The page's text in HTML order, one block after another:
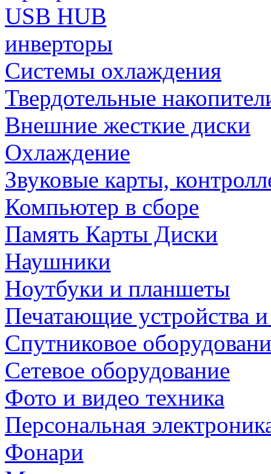
USB HUB
инверторы
Системы охлаждения
Твердотельные
Внешние жесткие диски
Охлаждение
Звуковые карты,
Компьютер в сборе
Память Карты Диски
Наушники
Ноутбуки и планшеты
Печатающие устройства
Спутниковое
Сетевое оборудование
Фото и видео техника
Персональная
Фонари